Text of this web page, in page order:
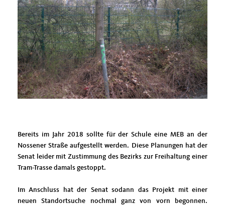
Bereits im Jahr 2018 sollte für der Schule eine MEB an der
Nossener Straße aufgestellt werden. Diese Planungen hat der
Senat leider mit Zustimmung des Bezirks zur Freihaltung einer
Tram-Trasse damals gestoppt.
Im Anschluss hat der Senat sodann das Projekt mit einer
neuen Standortsuche nochmal ganz von vorn begonnen.